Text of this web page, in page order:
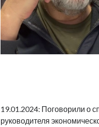
19.01.2024: Поговорили о
руководителя